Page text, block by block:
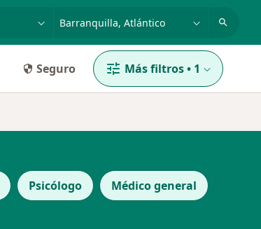
Seguro Más filtros• 1
Psicólogo Médico general